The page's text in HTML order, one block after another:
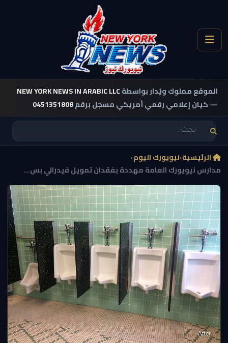
الموقع مملوك ويُدار بواسطةNEW YORK NEWS IN ARABIC LLC
— كيان إعلامي رقمي أمريكي مسجل برقم0451351808
الرئيسية›نيويورك اليوم›
مدارس نيويورك العامة مهددة بفقدان تمويل فيدرالي بس...